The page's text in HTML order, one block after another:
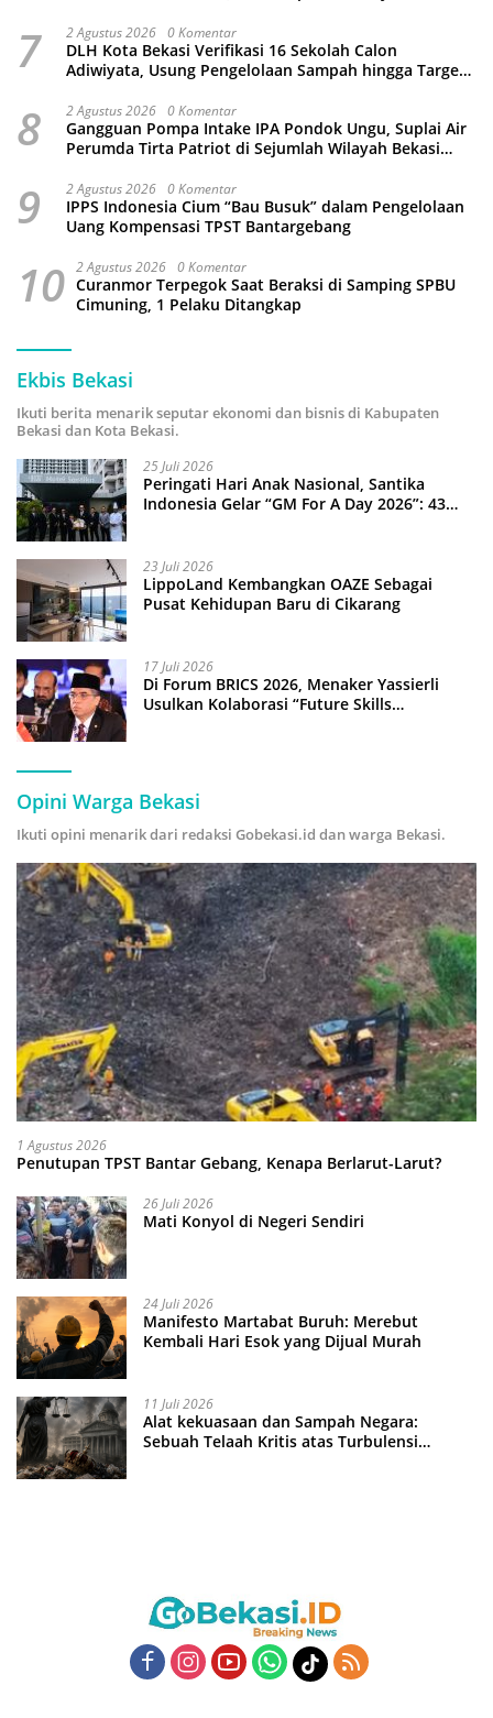
7 2 Agustus 2026 0 Komentar
DLH Kota Bekasi Verifikasi 16 Sekolah Calon
Adiwiyata, Usung Pengelolaan Sampah hingga Target
8 2 Agustus 2026 0 Komentar
Gangguan Pompa Intake IPA Pondok Ungu, Suplai Air
Perumda Tirta Patriot di Sejumlah Wilayah Bekasi
9 2 Agustus 2026 0 Komentar
IPPS Indonesia Cium “Bau Busuk” dalam Pengelolaan
Uang Kompensasi TPST Bantargebang
10 2 Agustus 2026 0 Komentar
Curanmor Terpegok Saat Beraksi di Samping SPBU
Cimuning, 1 Pelaku Ditangkap
Ekbis Bekasi
Ikuti berita menarik seputar ekonomi dan bisnis di Kabupaten
Bekasi dan Kota Bekasi.
25 Juli 2026
Peringati Hari Anak Nasional, Santika
Indonesia Gelar “GM For A Day 2026”: 43
23 Juli 2026
LippoLand Kembangkan OAZE Sebagai
Pusat Kehidupan Baru di Cikarang
17 Juli 2026
Di Forum BRICS 2026, Menaker Yassierli
Usulkan Kolaborasi “Future Skills
Opini Warga Bekasi
Ikuti opini menarik dari redaksi Gobekasi.id dan warga Bekasi.
1 Agustus 2026
Penutupan TPST Bantar Gebang, Kenapa Berlarut-Larut?
26 Juli 2026
Mati Konyol di Negeri Sendiri
24 Juli 2026
Manifesto Martabat Buruh: Merebut
Kembali Hari Esok yang Dijual Murah
11 Juli 2026
Alat kekuasaan dan Sampah Negara:
Sebuah Telaah Kritis atas Turbulensi